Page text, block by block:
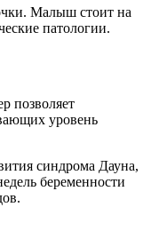
Малыш стоит на
патологии.
позволяет
уровень
синдрома Дауна,
беременности